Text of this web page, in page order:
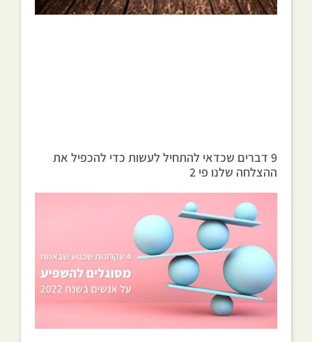
9 דברים שכדאי להתחיל לעשות כדי להכפיל את
ההצלחה שלנו פי 2